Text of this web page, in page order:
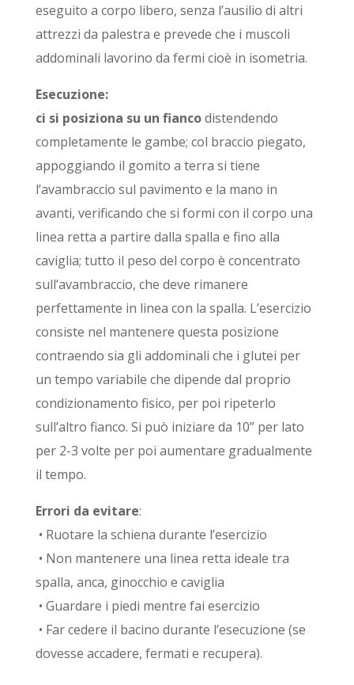
eseguito a corpo libero, senza l’ausilio di altri
attrezzi da palestra e prevede che i muscoli
addominali lavorino da fermi cioè in isometria.
Esecuzione:
ci si posiziona su un fiancodistendendo
completamente le gambe; col braccio piegato,
appoggiando il gomito a terra si tiene
l’avambraccio sul pavimento e la mano in
avanti, verificando che si formi con il corpo una
linea retta a partire dalla spalla e fino alla
caviglia; tutto il peso del corpo è concentrato
sull’avambraccio, che deve rimanere
perfettamente in linea con la spalla. L’esercizio
consiste nel mantenere questa posizione
contraendo sia gli addominali che i glutei per
un tempo variabile che dipende dal proprio
condizionamento fisico, per poi ripeterlo
sull’altro fianco. Si può iniziare da 10” per lato
per 2-3 volte per poi aumentare gradualmente
il tempo.
Errori da evitare:
• Ruotare la schiena durante l’esercizio
• Non mantenere una linea retta ideale tra
spalla, anca, ginocchio e caviglia
• Guardare i piedi mentre fai esercizio
• Far cedere il bacino durante l’esecuzione (se
dovesse accadere, fermati e recupera).